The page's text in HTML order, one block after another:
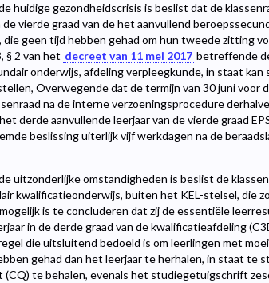
huidige gezondheidscrisis is beslist dat de
vierde graad van de het aanvullend
geen tijd hebben gehad om hun tweede zitting
§ 2 van het decreet van 11 mei 2017 betreffende
onderwijs, afdeling verpleegkunde, in staat
Overwegende dat de termijn van 30 juni voor
na de interne verzoeningsprocedure
derde aanvullende leerjaar van de vierde graad
beslissing uiterlijk vijf werkdagen na de
uitzonderlijke omstandigheden is beslist de
kwalificatieonderwijs, buiten het KEL-stelsel, die
is te concluderen dat zij de essentiële
in de derde graad van de kwalificatieafdeling
die uitsluitend bedoeld is om leerlingen met
gehad dan het leerjaar te herhalen, in staat te
te behalen, evenals het studiegetuigschrift